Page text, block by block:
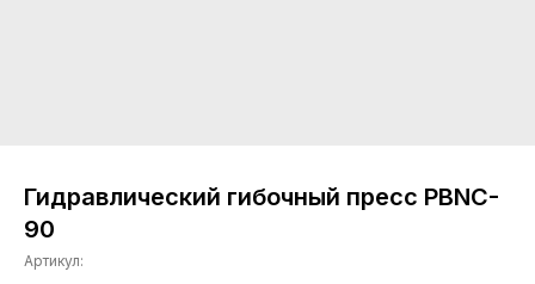
Гидравлический гибочный пресс PBNC-
90
Артикул: